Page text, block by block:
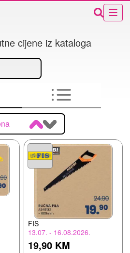
cijene iz kataloga
FIS
13.07. - 16.08.2026.
19,90 KM